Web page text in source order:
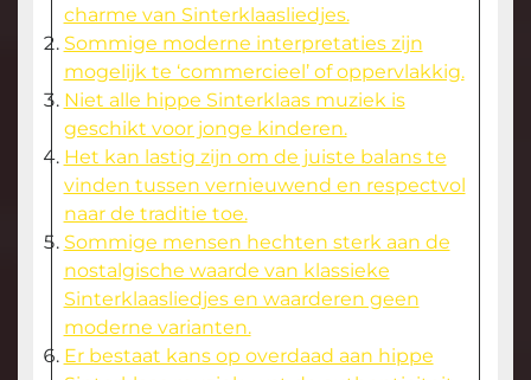
charme van Sinterklaasliedjes.
Sommige moderne interpretaties zijn
mogelijk te ‘commercieel’ of oppervlakkig.
Niet alle hippe Sinterklaas muziek is
geschikt voor jonge kinderen.
Het kan lastig zijn om de juiste balans te
vinden tussen vernieuwend en respectvol
naar de traditie toe.
Sommige mensen hechten sterk aan de
nostalgische waarde van klassieke
Sinterklaasliedjes en waarderen geen
moderne varianten.
Er bestaat kans op overdaad aan hippe